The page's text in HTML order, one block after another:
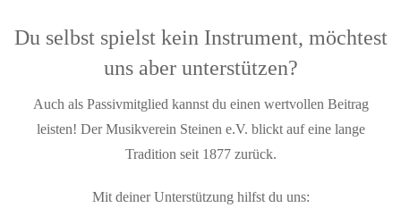
Du selbst spielst kein Instrument, möchtest
uns aber unterstützen?
Auch als Passivmitglied kannst du einen wertvollen Beitrag
leisten! Der Musikverein Steinen e.V. blickt auf eine lange
Tradition seit 1877 zurück.
Mit deiner Unterstützung hilfst du uns: